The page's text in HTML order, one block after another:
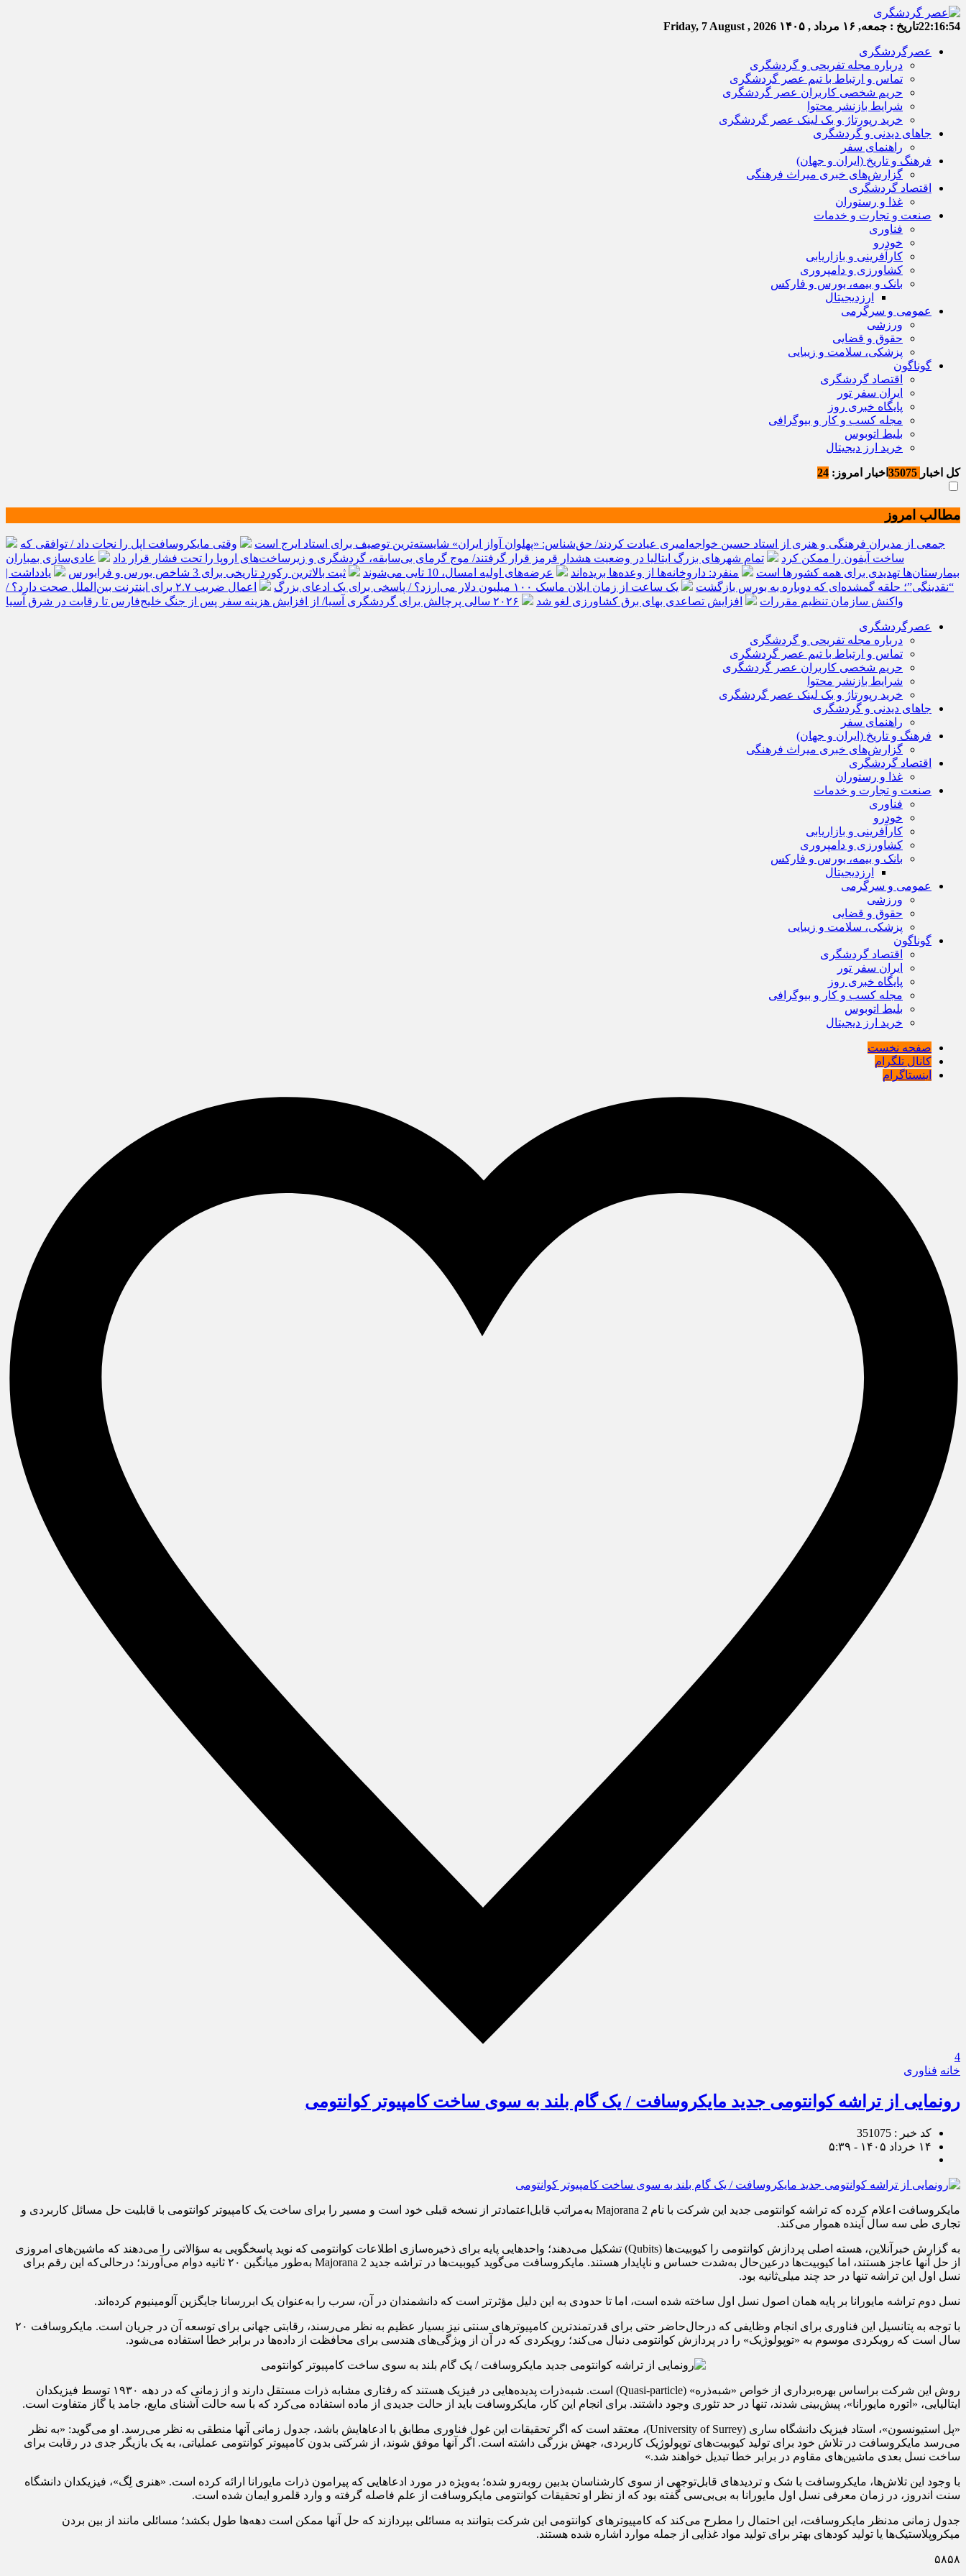
22:16:54تاریخ : جمعه, ۱۶ مرداد , ۱۴۰۵ Friday, 7 August , 2026
عصرگردشگری
درباره مجله تفریحی و گردشگری
تماس و ارتباط با تیم عصر گردشگری
حریم شخصی کاربران عصر گردشگری
شرایط بازنشر محتوا
خرید رپورتاژ و بک لینک عصر گردشگری
جاهای دیدنی و گردشگری
راهنمای سفر
فرهنگ و تاریخ (ایران و جهان)
گزارش‌های خبری میراث فرهنگی
اقتصاد گردشگری
غذا و رستوران
صنعت و تجارت و خدمات
فناوری
خودرو
کارآفرینی و بازاریابی
کشاورزی و دامپروری
بانک و بیمه، بورس و فارکس
ارزدیجیتال
عمومی و سرگرمی
ورزشی
حقوق و قضایی
پزشکی، سلامت و زیبایی
گوناگون
اقتصاد گردشگری
ایران سفر تور
پایگاه خبری روز
مجله کسب و کار و بیوگرافی
بلیط اتوبوس
خرید ارز دیجیتال
کل اخبار اخبار امروز: 24
مطالب امروز
جمعی از مدیران فرهنگی و هنری از استاد حسین خواجه‌امیری عیادت کردند/ حق‌شناس: «پهلوان آواز ایران» شایسته‌ترین توصیف برای استاد ایرج است
وقتی مایکروسافت اپل را نجات داد / توافقی که
ساخت آیفون را ممکن کرد
تمام شهرهای بزرگ ایتالیا در وضعیت هشدار قرمز قرار گرفتند/ موج گرمای بی‌سابقه، گردشگری و زیرساخت‌های اروپا را تحت فشار قرار داد
عادی‌سازی بمباران
بیمارستان‌ها تهدیدی برای همه کشورها است
منفرد: داروخانه‌ها از وعده‌ها بریده‌اند عرضه‌های اولیه امسال، 10 تایی می‌شوند ثبت بالاترین رکورد تاریخی برای 3 شاخص بورس و فرابورس
یادداشت |
“نقدینگی”؛ حلقه گمشده‌ای که دوباره به بورس بازگشت
یک ساعت از زمان ایلان ماسک ۱۰۰ میلیون دلار می‌ارزد؟ / پاسخی برای یک ادعای بزرگ
اعمال ضریب ۲.۷ برای اینترنت بین‌الملل صحت دارد؟ /
واکنش سازمان تنظیم مقررات
افزایش تصاعدی بهای برق کشاورزی لغو شد ۲۰۲۶ سالی پرچالش برای گردشگری آسیا/ از افزایش هزینه سفر پس از جنگ خلیج‌فارس تا رقابت در شرق آسیا
عصرگردشگری
درباره مجله تفریحی و گردشگری
تماس و ارتباط با تیم عصر گردشگری
حریم شخصی کاربران عصر گردشگری
شرایط بازنشر محتوا
خرید رپورتاژ و بک لینک عصر گردشگری
جاهای دیدنی و گردشگری
راهنمای سفر
فرهنگ و تاریخ (ایران و جهان)
گزارش‌های خبری میراث فرهنگی
اقتصاد گردشگری
غذا و رستوران
صنعت و تجارت و خدمات
فناوری
خودرو
کارآفرینی و بازاریابی
کشاورزی و دامپروری
بانک و بیمه، بورس و فارکس
ارزدیجیتال
عمومی و سرگرمی
ورزشی
حقوق و قضایی
پزشکی، سلامت و زیبایی
گوناگون
اقتصاد گردشگری
ایران سفر تور
پایگاه خبری روز
مجله کسب و کار و بیوگرافی
بلیط اتوبوس
خرید ارز دیجیتال
صفحه نخست
کانال تلگرام
اینستاگرام
4
خانه فناوری
رونمایی از تراشه کوانتومی جدید مایکروسافت / یک گام بلند به سوی ساخت کامپیوتر کوانتومی
کد خبر : 351075
۱۴ خرداد ۱۴۰۵ - ۵:۳۹
مایکروسافت اعلام کرده که تراشه کوانتومی جدید این شرکت با نام Majorana 2 به‌مراتب قابل‌اعتمادتر از نسخه قبلی خود است و مسیر را برای ساخت یک کامپیوتر کوانتومی با قابلیت حل مسائل کاربردی و
تجاری طی سه سال آینده هموار می‌کند.
به گزارش خبرآنلاین، هسته اصلی پردازش کوانتومی را کیوبیت‌ها (Qubits) تشکیل می‌دهند؛ واحدهایی پایه برای ذخیره‌سازی اطلاعات کوانتومی که نوید پاسخگویی به سؤالاتی را می‌دهند که ماشین‌های امروزی
از حل آنها عاجز هستند، اما کیوبیت‌ها درعین‌حال به‌شدت حساس و ناپایدار هستند. مایکروسافت می‌گوید کیوبیت‌ها در تراشه جدید Majorana 2 به‌طور میانگین ۲۰ ثانیه دوام می‌آورند؛ درحالی‌که این رقم برای
نسل اول این تراشه تنها در حد چند میلی‌ثانیه بود.
نسل دوم تراشه مایورانا بر پایه همان اصول نسل اول ساخته شده است، اما تا حدودی به این دلیل مؤثرتر است که دانشمندان در آن، سرب را به‌عنوان یک ابررسانا جایگزین آلومینیوم کرده‌اند.
با توجه به پتانسیل این فناوری برای انجام وظایفی که درحال‌حاضر حتی برای قدرتمندترین کامپیوترهای سنتی نیز بسیار عظیم به نظر می‌رسند، رقابتی جهانی برای توسعه آن در جریان است. مایکروسافت ۲۰
سال است که رویکردی موسوم به «توپولوژیک» را در پردازش کوانتومی دنبال می‌کند؛ رویکردی که در آن از ویژگی‌های هندسی برای محافظت از داده‌ها در برابر خطا استفاده می‌شود.
روش این شرکت براساس بهره‌برداری از خواص «شبه‌ذره» (Quasi-particle) است. شبه‌ذرات پدیده‌هایی در فیزیک هستند که رفتاری مشابه ذرات مستقل دارند و از زمانی که در دهه ۱۹۳۰ توسط فیزیکدان
ایتالیایی، «اتوره مایورانا»، پیش‌بینی شدند، تنها در حد تئوری وجود داشتند. برای انجام این کار، مایکروسافت باید از حالت جدیدی از ماده استفاده می‌کرد که با سه حالت آشنای مایع، جامد یا گاز متفاوت است.
«پل استیونسون»، استاد فیزیک دانشگاه ساری (University of Surrey)، معتقد است که اگر تحقیقات این غول فناوری مطابق با ادعاهایش باشد، جدول زمانی آنها منطقی به نظر می‌رسد. او می‌گوید: «به نظر
می‌رسد مایکروسافت در تلاش خود برای تولید کیوبیت‌های توپولوژیک کاربردی، جهش بزرگی داشته است. اگر آنها موفق شوند، از شرکتی بدون کامپیوتر کوانتومی عملیاتی، به یک بازیگر جدی در رقابت برای
ساخت نسل بعدی ماشین‌های مقاوم در برابر خطا تبدیل خواهند شد.»
با وجود این تلاش‌ها، مایکروسافت با شک و تردیدهای قابل‌توجهی از سوی کارشناسان بدبین روبه‌رو شده؛ به‌ویژه در مورد ادعاهایی که پیرامون ذرات مایورانا ارائه کرده است. «هنری لِگ»، فیزیکدان دانشگاه
سنت اندروز، در زمان معرفی نسل اول مایورانا به بی‌بی‌سی گفته بود که از نظر او تحقیقات کوانتومی مایکروسافت از علم فاصله گرفته و وارد قلمرو ایمان شده است.
جدول زمانی مدنظر مایکروسافت، این احتمال را مطرح می‌کند که کامپیوترهای کوانتومی این شرکت بتوانند به مسائلی بپردازند که حل آنها ممکن است دهه‌ها طول بکشد؛ مسائلی مانند از بین بردن
میکروپلاستیک‌ها یا تولید کودهای بهتر برای تولید مواد غذایی از جمله موارد اشاره شده هستند.
۵۸۵۸